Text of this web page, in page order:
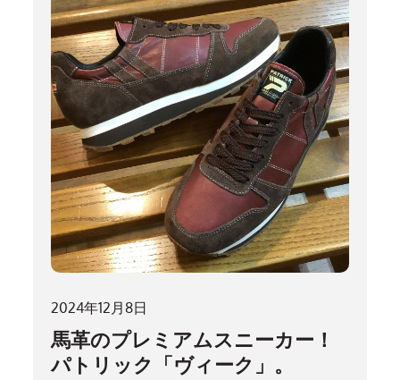
2024年12月8日
馬革のプレミアムスニーカー！
パトリック「ヴィーク」。